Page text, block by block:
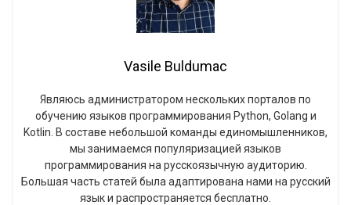
Vasile Buldumac
Являюсь администратором нескольких порталов по
обучению языков программирования Python, Golang и
Kotlin. В составе небольшой команды единомышленников,
мы занимаемся популяризацией языков
программирования на русскоязычную аудиторию.
Большая часть статей была адаптирована нами на русский
язык и распространяется бесплатно.